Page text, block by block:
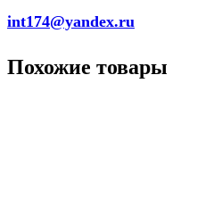
int174@yandex.ru
Похожие товары